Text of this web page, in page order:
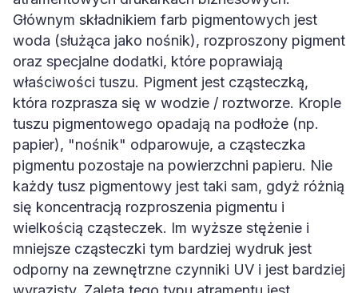
Głównym składnikiem farb pigmentowych jest
woda (służąca jako nośnik), rozproszony pigment
oraz specjalne dodatki, które poprawiają
właściwości tuszu. Pigment jest cząsteczką,
która rozprasza się w wodzie / roztworze. Krople
tuszu pigmentowego opadają na podłoże (np.
papier), "nośnik" odparowuje, a cząsteczka
pigmentu pozostaje na powierzchni papieru. Nie
każdy tusz pigmentowy jest taki sam, gdyż różnią
się koncentracją rozproszenia pigmentu i
wielkością cząsteczek. Im wyższe stężenie i
mniejsze cząsteczki tym bardziej wydruk jest
odporny na zewnętrzne czynniki UV i jest bardziej